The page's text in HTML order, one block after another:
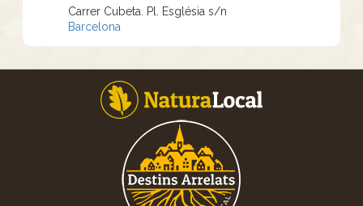
Carrer Cubeta. Pl. Església s/n
Barcelona